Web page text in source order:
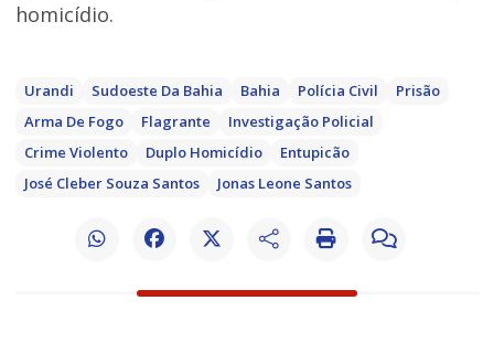
homicídio.
Urandi Sudoeste Da Bahia Bahia Polícia Civil
Prisão
Arma De Fogo
Flagrante
Investigação Policial
Crime Violento
Duplo Homicídio
Entupicão
José Cleber Souza Santos
Jonas Leone Santos